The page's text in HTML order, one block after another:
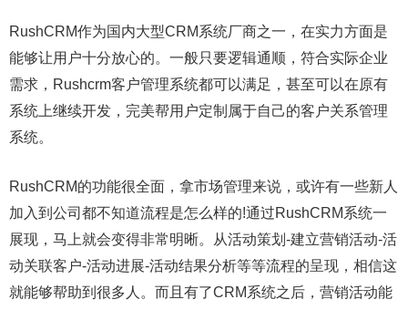
RushCRM作为国内大型CRM系统厂商之一，在实力方面是
能够让用户十分放心的。一般只要逻辑通顺，符合实际企业
需求，Rushcrm客户管理系统都可以满足，甚至可以在原有
系统上继续开发，完美帮用户定制属于自己的客户关系管理
系统。
RushCRM的功能很全面，拿市场管理来说，或许有一些新人
加入到公司都不知道流程是怎么样的!通过RushCRM系统一
展现，马上就会变得非常明晰。从活动策划-建立营销活动-活
动关联客户-活动进展-活动结果分析等等流程的呈现，相信这
就能够帮助到很多人。而且有了CRM系统之后，营销活动能